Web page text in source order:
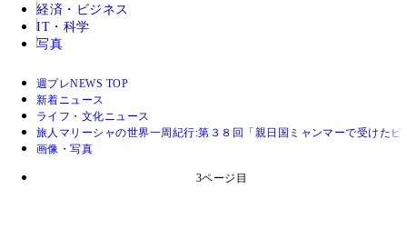
経済・ビジネス
IT・科学
写真
週プレNEWS TOP
新着ニュース
ライフ・文化ニュース
旅人マリーシャの世界一周紀行:第３８回「親日国ミャンマーで受けた
画像・写真
3ページ目